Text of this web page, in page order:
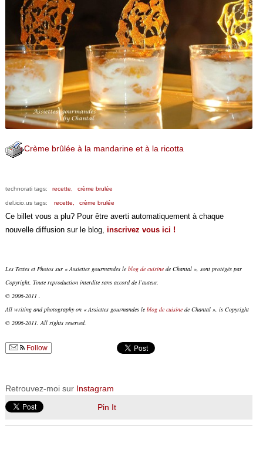
Crème brûlée à la mandarine et à la ricotta
technorati tags: recette, crème brulée
del.icio.us tags: recette, crème brulée
Ce billet vous a plu? Pour être averti automatiquement à chaque
nouvelle diffusion sur le blog, inscrivez vous ici !
Les Textes et Photos sur « Assiettes gourmandes le blog de cuisinede Chantal », sont protégés par
Copyright. Toute reproduction interdite sans accord de l’auteur.
© 2006-2011 .
All writing and photography on « Assiettes gourmandes le blog de cuisinede Chantal », is Copyright
© 2006-2011. All rights reserved.
Follow
Retrouvez-moi sur Instagram
Pin It